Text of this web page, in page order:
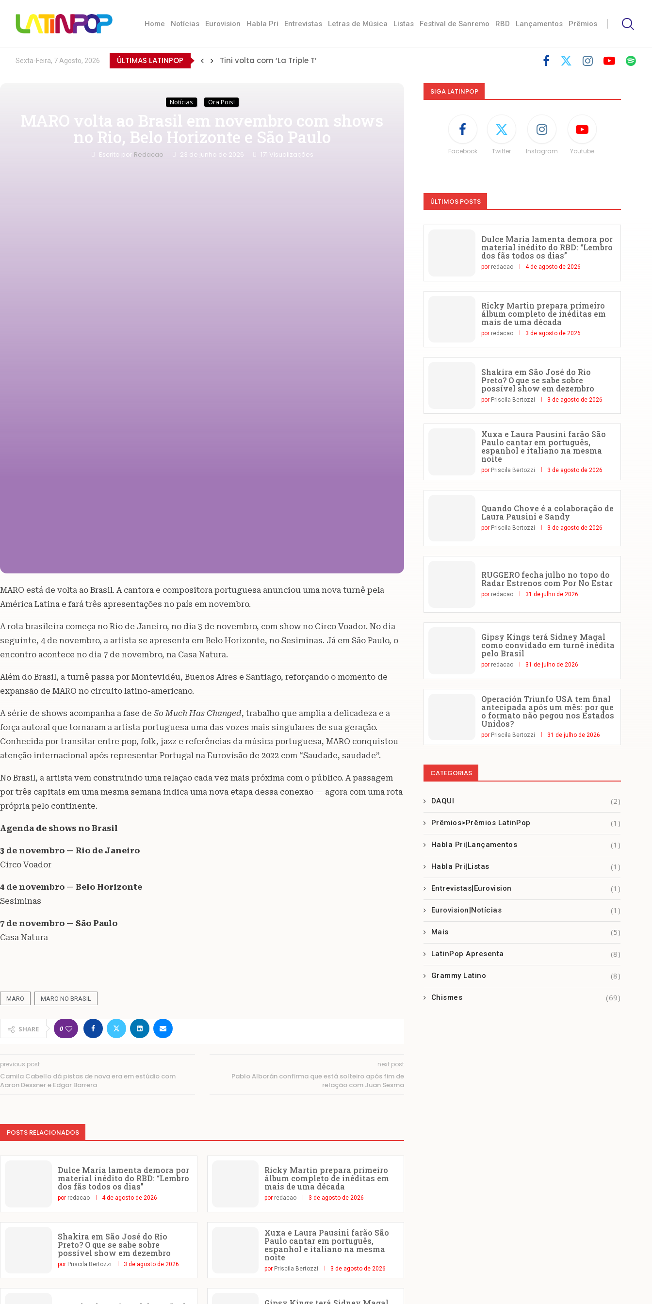
Home Notícias Eurovision Habla Pri Entrevistas Letras de Música Listas Festival de Sanremo RBD Lançamentos Prêmios
Sexta-Feira, 7 Agosto, 2026 ÚLTIMAS LATINPOP Tini volta com ‘La Triple T’
Notícias Ora Pois!
MARO volta ao Brasil em novembro com shows
no Rio, Belo Horizonte e São Paulo
Escrito por Redacao 23 de junho de 2026 171 Visualizações
MARO está de volta ao Brasil. A cantora e compositora portuguesa anunciou uma nova turnê pela
América Latina e fará três apresentações no país em novembro.
A rota brasileira começa no Rio de Janeiro, no dia 3 de novembro, com show no Circo Voador. No dia
seguinte, 4 de novembro, a artista se apresenta em Belo Horizonte, no Sesiminas. Já em São Paulo, o
encontro acontece no dia 7 de novembro, na Casa Natura.
Além do Brasil, a turnê passa por Montevidéu, Buenos Aires e Santiago, reforçando o momento de
expansão de MARO no circuito latino-americano.
A série de shows acompanha a fase de So Much Has Changed, trabalho que amplia a delicadeza e a
força autoral que tornaram a artista portuguesa uma das vozes mais singulares de sua geração.
Conhecida por transitar entre pop, folk, jazz e referências da música portuguesa, MARO conquistou
atenção internacional após representar Portugal na Eurovisão de 2022 com “Saudade, saudade”.
No Brasil, a artista vem construindo uma relação cada vez mais próxima com o público. A passagem
por três capitais em uma mesma semana indica uma nova etapa dessa conexão — agora com uma rota
própria pelo continente.
Agenda de shows no Brasil
3 de novembro — Rio de Janeiro
Circo Voador
4 de novembro — Belo Horizonte
Sesiminas
7 de novembro — São Paulo
Casa Natura
MARO MARO NO BRASIL
SHARE 0
previous post
Camila Cabello dá pistas de nova era em estúdio com
Aaron Dessner e Edgar Barrera
next post
Pablo Alborán confirma que está solteiro após fim de
relação com Juan Sesma
POSTS RELACIONADOS
Dulce María lamenta demora por
material inédito do RBD: “Lembro
dos fãs todos os dias”
por redacao 4 de agosto de 2026
Ricky Martin prepara primeiro
álbum completo de inéditas em
mais de uma década
por redacao 3 de agosto de 2026
Shakira em São José do Rio
Preto? O que se sabe sobre
possível show em dezembro
por Priscila Bertozzi 3 de agosto de 2026
Xuxa e Laura Pausini farão São
Paulo cantar em português,
espanhol e italiano na mesma
noite
por Priscila Bertozzi 3 de agosto de 2026
SIGA LATINPOP
Facebook Twitter Instagram Youtube
ÚLTIMOS POSTS
Dulce María lamenta demora por
material inédito do RBD: “Lembro
dos fãs todos os dias”
por redacao 4 de agosto de 2026
Ricky Martin prepara primeiro
álbum completo de inéditas em
mais de uma década
por redacao 3 de agosto de 2026
Shakira em São José do Rio
Preto? O que se sabe sobre
possível show em dezembro
por Priscila Bertozzi 3 de agosto de 2026
Xuxa e Laura Pausini farão São
Paulo cantar em português,
espanhol e italiano na mesma
noite
por Priscila Bertozzi 3 de agosto de 2026
Quando Chove é a colaboração de
Laura Pausini e Sandy
por Priscila Bertozzi 3 de agosto de 2026
RUGGERO fecha julho no topo do
Radar Estrenos com Por No Estar
por redacao 31 de julho de 2026
Gipsy Kings terá Sidney Magal
como convidado em turnê inédita
pelo Brasil
por redacao 31 de julho de 2026
Operación Triunfo USA tem final
antecipada após um mês: por que
o formato não pegou nos Estados
Unidos?
por Priscila Bertozzi 31 de julho de 2026
CATEGORIAS
DAQUI (2)
Prêmios>Prêmios LatinPop (1)
Habla Pri|Lançamentos (1)
Habla Pri|Listas (1)
Entrevistas|Eurovision (1)
Eurovision|Notícias (1)
Mais (5)
LatinPop Apresenta (8)
Grammy Latino (8)
Chismes (69)